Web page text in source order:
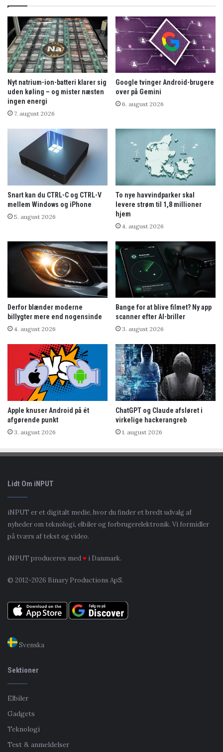
Nyt natrium-ion-batteri klarer sig
uden køling – og mister næsten
ingen energi
7. august 2026
Google tvinger Android-brugere
over på Gemini
6. august 2026
Snart kan du CTRL-C og CTRL-V
mellem Windows og iPhone
5. august 2026
To nye havvindparker skal
levere strøm til 1,8 millioner
hjem
4. august 2026
Derfor blænder moderne
billygter mere end nogensinde
4. august 2026
Bange for at blive filmet? Ny app
scanner efter AI-briller
3. august 2026
Apple knuser Android på ét
afgørende punkt
3. august 2026
ChatGPT og Claude afsløret i
virkelige hackerangreb
1. august 2026
Lidt Om iNPUT
iNPUT er et digitalt medie, hvor du finder et bredt udvalg af
nyheder om teknologi, elbiler og forbrugerelektronik. Vi formidler
på tværs af tekst og video.
iNPUT produceres med♥ i Danmark.
© 2012-2026 Binary Productions ApS.
Svenska
Sektioner
Elbiler
Gadgets
Teknologi
Test & anmeldelser